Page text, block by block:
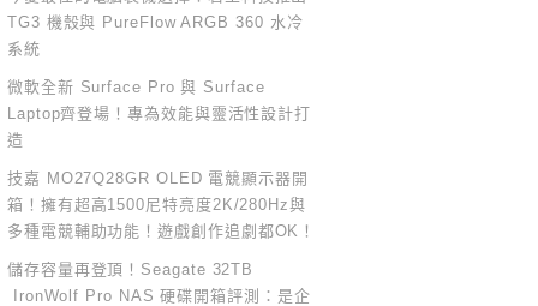
TG3 機殼與 PureFlow ARGB 360 水冷
系統
微軟全新 Surface Pro 與 Surface
Laptop齊登場！專為效能與靈活性設計打
造
技嘉 MO27Q28GR OLED 電競顯示器開
箱！擁有超高1500尼特亮度2K/280Hz與
多種電競輔助功能！遊戲創作追劇都OK！
儲存容量再登頂！Seagate 32TB
IronWolf Pro NAS 硬碟開箱評測：是企